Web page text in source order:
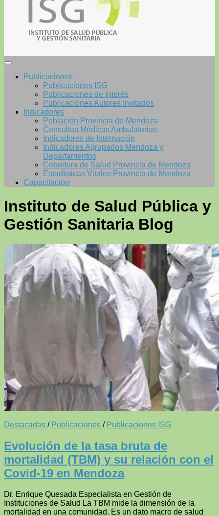
Publicaciones
Publicaciones ISG
Publicaciones de Interés
Publicaciones Autores Invitados
Indicadores
Población Provincia de Mendoza
Consultas Médicas Ambulatorias
Indicadores de Internación
Indicadores Agrupados Mendoza y
Departamentos
Cobertura de Salud Provincia de Mendoza
Estadísticas Vitales Provincia de Mendoza
Capacitación
Instituto de Salud Pública y
Gestión Sanitaria Blog
Destacadas / Publicaciones / Publicaciones ISG
Evolución de la tasa bruta de
mortalidad (TBM) y su relación con el
Covid-19 en Mendoza
Dr. Enrique Quesada Especialista en Gestión de
Instituciones de Salud La TBM mide la dimensión de la
mortalidad en una comunidad. Es un dato macro de salud